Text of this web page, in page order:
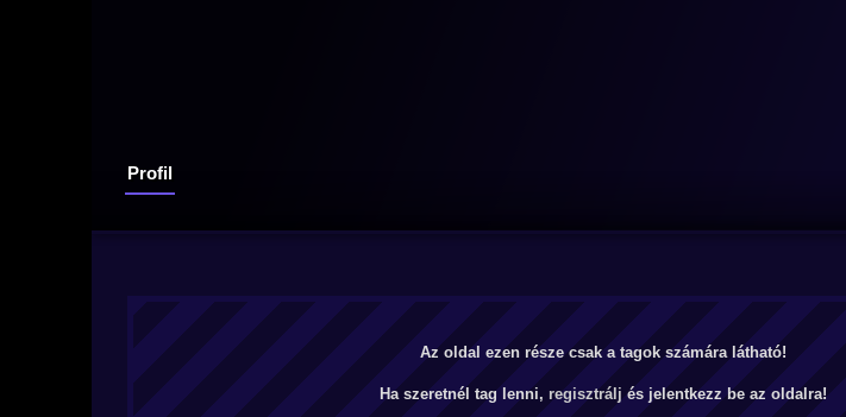
Profil
Az oldal ezen része csak a tagok számára látható!
Ha szeretnél tag lenni, regisztrálj és jelentkezz be az oldalra!